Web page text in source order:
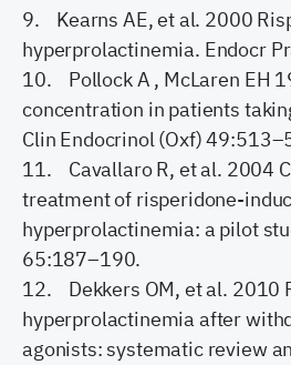
9. Kearns AE, et al. 2000
hyperprolactinemia. Endocr
10. Pollock A , McLaren EH
concentration in patients
Clin Endocrinol (Oxf)
11. Cavallaro R, et al. 2004
treatment of risperidone-
hyperprolactinemia: a pilot
65:187–190.
12. Dekkers OM, et al. 2010
hyperprolactinemia after
agonists: systematic review